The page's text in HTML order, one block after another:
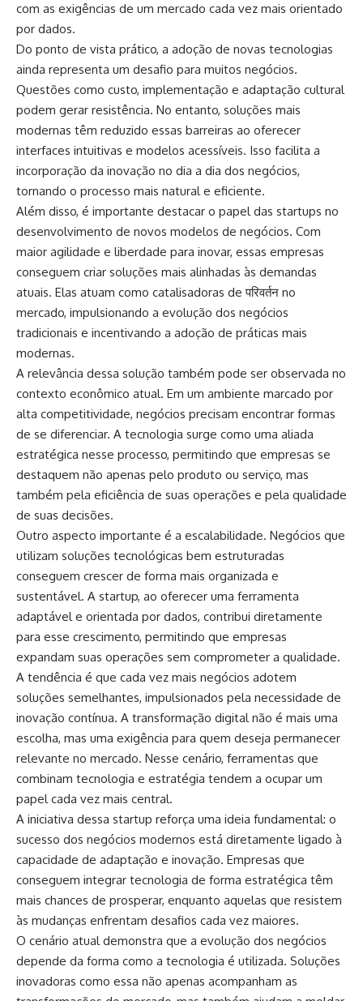
com as exigências de um mercado cada vez mais orientado
por dados.
Do ponto de vista prático, a adoção de novas tecnologias
ainda representa um desafio para muitos negócios.
Questões como custo, implementação e adaptação cultural
podem gerar resistência. No entanto, soluções mais
modernas têm reduzido essas barreiras ao oferecer
interfaces intuitivas e modelos acessíveis. Isso facilita a
incorporação da inovação no dia a dia dos negócios,
tornando o processo mais natural e eficiente.
Além disso, é importante destacar o papel das startups no
desenvolvimento de novos modelos de negócios. Com
maior agilidade e liberdade para inovar, essas empresas
conseguem criar soluções mais alinhadas às demandas
atuais. Elas atuam como catalisadoras de परिवर्तन no
mercado, impulsionando a evolução dos negócios
tradicionais e incentivando a adoção de práticas mais
modernas.
A relevância dessa solução também pode ser observada no
contexto econômico atual. Em um ambiente marcado por
alta competitividade, negócios precisam encontrar formas
de se diferenciar. A tecnologia surge como uma aliada
estratégica nesse processo, permitindo que empresas se
destaquem não apenas pelo produto ou serviço, mas
também pela eficiência de suas operações e pela qualidade
de suas decisões.
Outro aspecto importante é a escalabilidade. Negócios que
utilizam soluções tecnológicas bem estruturadas
conseguem crescer de forma mais organizada e
sustentável. A startup, ao oferecer uma ferramenta
adaptável e orientada por dados, contribui diretamente
para esse crescimento, permitindo que empresas
expandam suas operações sem comprometer a qualidade.
A tendência é que cada vez mais negócios adotem
soluções semelhantes, impulsionados pela necessidade de
inovação contínua. A transformação digital não é mais uma
escolha, mas uma exigência para quem deseja permanecer
relevante no mercado. Nesse cenário, ferramentas que
combinam tecnologia e estratégia tendem a ocupar um
papel cada vez mais central.
A iniciativa dessa startup reforça uma ideia fundamental: o
sucesso dos negócios modernos está diretamente ligado à
capacidade de adaptação e inovação. Empresas que
conseguem integrar tecnologia de forma estratégica têm
mais chances de prosperar, enquanto aquelas que resistem
às mudanças enfrentam desafios cada vez maiores.
O cenário atual demonstra que a evolução dos negócios
depende da forma como a tecnologia é utilizada. Soluções
inovadoras como essa não apenas acompanham as